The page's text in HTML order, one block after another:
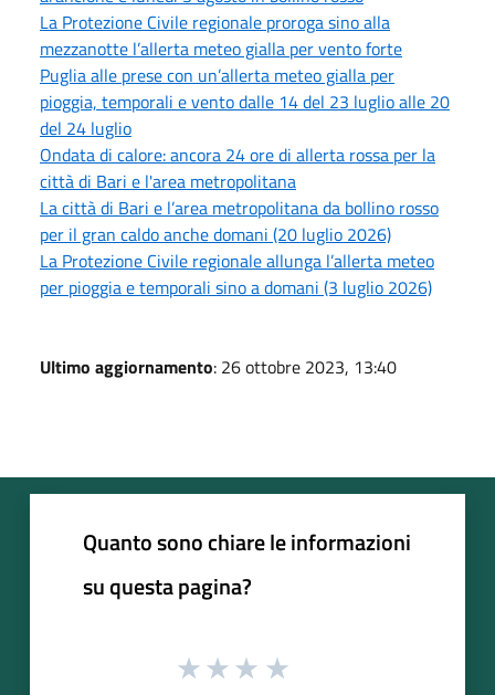
La Protezione Civile regionale proroga sino alla
mezzanotte l’allerta meteo gialla per vento forte
Puglia alle prese con un’allerta meteo gialla per
pioggia, temporali e vento dalle 14 del 23 luglio alle 20
del 24 luglio
Ondata di calore: ancora 24 ore di allerta rossa per la
città di Bari e l'area metropolitana
La città di Bari e l’area metropolitana da bollino rosso
per il gran caldo anche domani (20 luglio 2026)
La Protezione Civile regionale allunga l’allerta meteo
per pioggia e temporali sino a domani (3 luglio 2026)
Ultimo aggiornamento: 26 ottobre 2023, 13:40
Quanto sono chiare le informazioni
su questa pagina?